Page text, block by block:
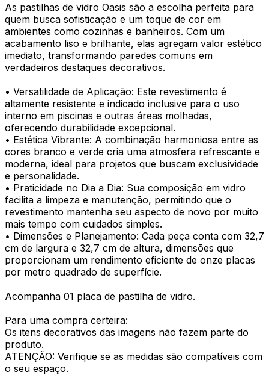
As pastilhas de vidro Oasis são a escolha perfeita para
quem busca sofisticação e um toque de cor em
ambientes como cozinhas e banheiros. Com um
acabamento liso e brilhante, elas agregam valor estético
imediato, transformando paredes comuns em
verdadeiros destaques decorativos.
• Versatilidade de Aplicação: Este revestimento é
altamente resistente e indicado inclusive para o uso
interno em piscinas e outras áreas molhadas,
oferecendo durabilidade excepcional.
• Estética Vibrante: A combinação harmoniosa entre as
cores branco e verde cria uma atmosfera refrescante e
moderna, ideal para projetos que buscam exclusividade
e personalidade.
• Praticidade no Dia a Dia: Sua composição em vidro
facilita a limpeza e manutenção, permitindo que o
revestimento mantenha seu aspecto de novo por muito
mais tempo com cuidados simples.
• Dimensões e Planejamento: Cada peça conta com 32,7
cm de largura e 32,7 cm de altura, dimensões que
proporcionam um rendimento eficiente de onze placas
por metro quadrado de superfície.
Acompanha 01 placa de pastilha de vidro.
Para uma compra certeira:
Os itens decorativos das imagens não fazem parte do
produto.
ATENÇÃO: Verifique se as medidas são compatíveis com
o seu espaço.